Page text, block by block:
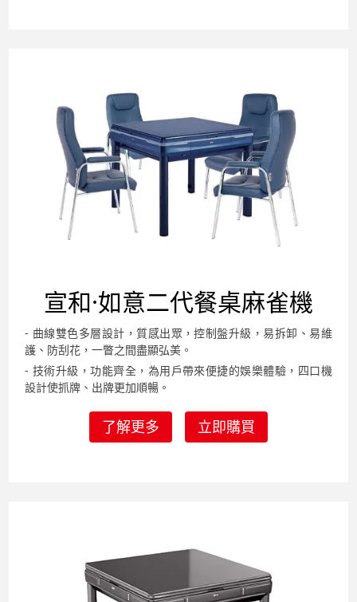
宣和·如意二代餐桌麻雀機
- 曲線雙色多層設計，質感出眾，控制盤升級，易拆卸、易維
護、防刮花，一瞥之間盡顯弘美。
- 技術升級，功能齊全，為用戶帶來便捷的娛樂體驗，四口機
設計使抓牌、出牌更加順暢。
了解更多 立即購買